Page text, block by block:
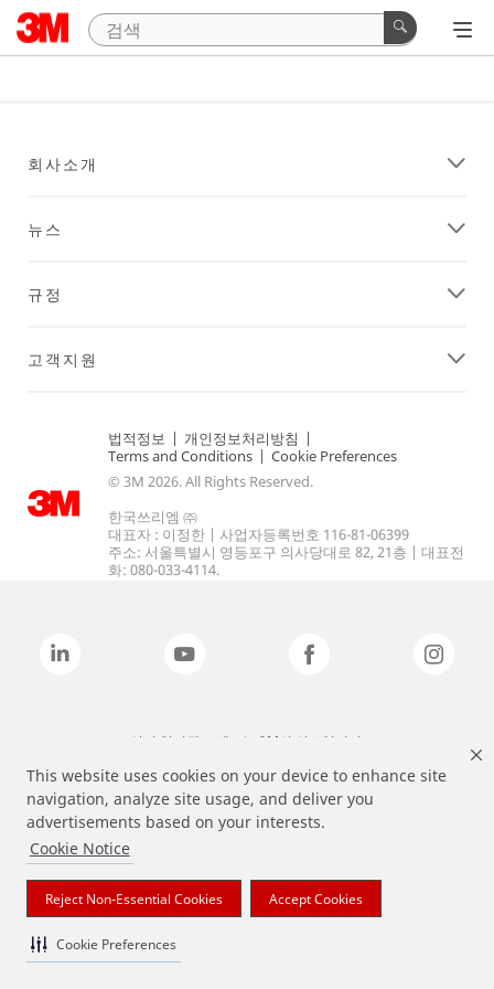
This website uses cookies on your device to enhance site
navigation, analyze site usage, and deliver you
advertisements based on your interests.
Cookie Notice
Reject Non-Essential Cookies Accept Cookies
Cookie Preferences
회사소개
뉴스
규정
고객지원
법적정보 | 개인정보처리방침 |
Terms and Conditions | Cookie Preferences
© 3M 2026. All Rights Reserved.
한국쓰리엠 ㈜
대표자 : 이정한 | 사업자등록번호 116-81-06399
주소: 서울특별시 영등포구 의사당대로 82, 21층 | 대표전
화: 080-033-4114.
상기 열거된 브랜드는 3M의 상표입니다.